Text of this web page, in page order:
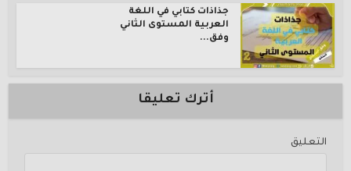
جذاذات كتابي في اللغة
العربية المستوى الثاني
وفق...
أترك تعليقا
التعليق